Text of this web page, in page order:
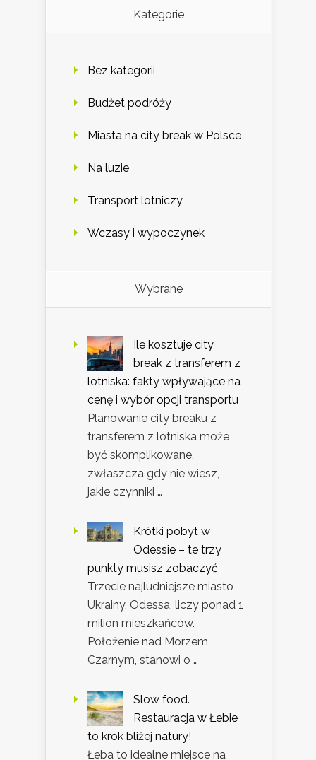
Kategorie
Bez kategorii
Budżet podróży
Miasta na city break w Polsce
Na luzie
Transport lotniczy
Wczasy i wypoczynek
Wybrane
Ile kosztuje city
break z transferem z
lotniska: fakty wpływające na
cenę i wybór opcji transportu
Planowanie city breaku z
transferem z lotniska może
być skomplikowane,
zwłaszcza gdy nie wiesz,
jakie czynniki …
Krótki pobyt w
Odessie – te trzy
punkty musisz zobaczyć
Trzecie najludniejsze miasto
Ukrainy, Odessa, liczy ponad 1
milion mieszkańców.
Położenie nad Morzem
Czarnym, stanowi o …
Slow food.
Restauracja w Łebie
to krok bliżej natury!
Łeba to idealne miejsce na